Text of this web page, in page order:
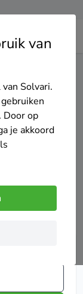
van
Solvari.
Door op
je akkoord
kopen? Dan is
Zo laad
laadpaal.